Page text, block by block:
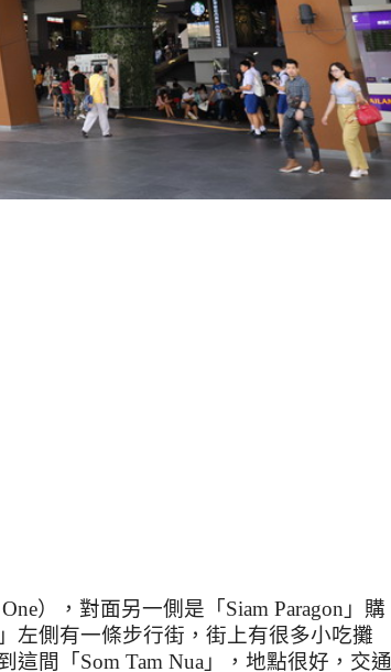
），對面另一側是「Siam Paragon 」購
左側有一條步行街，街上有很多小吃攤
這間「Som Tam Nua 」，地點很好，交通